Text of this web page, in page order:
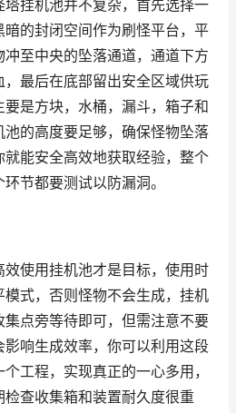
挂机池并不复杂，首先选择一
的封闭空间作为刷怪平台，平
至中央的坠落通道，通道下方
最后在底部留出安全区域供玩
是方块，水桶，漏斗，箱子和
的高度要足够，确保怪物坠落
能安全高效地获取经验，整个
节都要测试以防漏洞。
使用挂机池才是目标，使用时
式，否则怪物不会生成，挂机
点旁等待即可，但需注意不要
响生成效率，你可以利用这段
工程，实现真正的一心多用，
查收集箱和装置耐久度很重